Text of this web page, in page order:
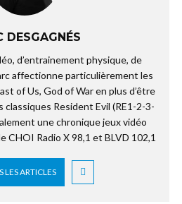
DESGAGNÉS
d’entrainement physique, de
affectionne particulièrement les
of Us, God of War en plus d’être
Resident Evil (RE1-2-3-
une chronique jeux vidéo
CHOI Radio X 98,1 et BLVD 102,1
LES ARTICLES